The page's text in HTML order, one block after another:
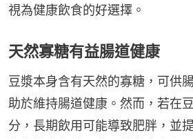
視為健康飲食的好選擇。
天然寡糖有益腸道健康
豆漿本身含有天然的寡糖，可供
助於維持腸道健康。然而，若在
分，長期飲用可能導致肥胖，並